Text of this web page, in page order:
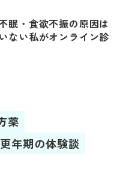
眠・食欲不振の原因は
ない私がオンライン診
薬
年期の体験談